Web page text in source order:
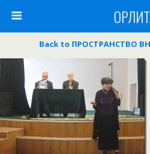
Back to ПРОСТРАНСТВО